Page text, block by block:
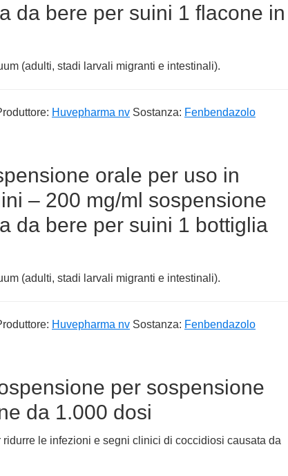
da bere per suini 1 flacone in
(adulti, stadi larvali migranti e intestinali).
Huvepharma nv Sostanza: Fenbendazolo
orale per uso in
– 200 mg/ml sospensione
da bere per suini 1 bottiglia
(adulti, stadi larvali migranti e intestinali).
Huvepharma nv Sostanza: Fenbendazolo
per sospensione
da 1.000 dosi
le infezioni e segni clinici di coccidiosi causata da